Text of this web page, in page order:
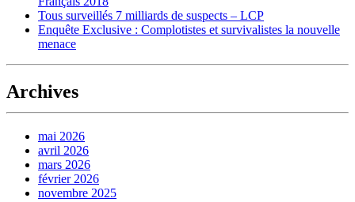
Tous surveillés 7 milliards de suspects – LCP
Enquête Exclusive : Complotistes et survivalistes la nouvelle
menace
Archives
mai 2026
avril 2026
mars 2026
février 2026
novembre 2025